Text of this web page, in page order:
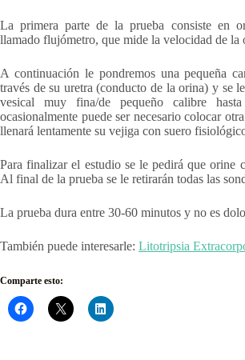
La primera parte de la prueba consiste en
llamado flujómetro, que mide la velocidad de la
A continuación le pondremos una pequeña
través de su uretra (conducto de la orina) y se
vesical muy fina/de pequeño calibre
ocasionalmente puede ser necesario colocar
llenará lentamente su vejiga con suero
Para finalizar el estudio se le pedirá que orine
Al final de la prueba se le retirarán todas las
La prueba dura entre 30-60 minutos y no es
También puede interesarle: Litotripsia
Comparte esto: